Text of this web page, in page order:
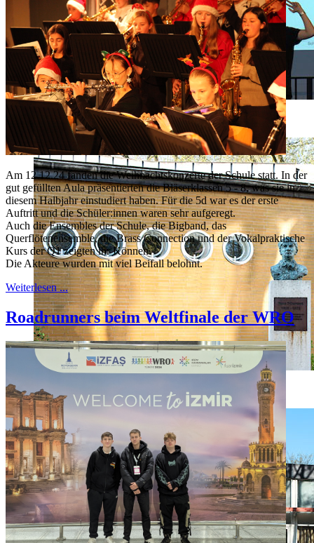
Siegerehrung2.jpg
Unna_Luenen_GeschwisterSchollSchule_GS_001.jpg
Am 12.12.24 fanden die Weihnachtskonzerte der Schule statt. In der
gut gefüllten Aula präsentierten die Bläserklassen 5 - 8, was sie in
diesem Halbjahr einstudiert haben. Für die 5d war es der erste
Auftritt und die Schüler:innen waren sehr aufgeregt.
Auch die Ensembles der Schule, die Bigband, das
Querflötenensemble, die Brass Connection und der Vokalpraktische
Kurs der Q1 zeigten ihr Können.
Die Akteure wurden mit viel Beifall belohnt.
Weiterlesen ...
Roadrunners beim Weltfinale der WRO